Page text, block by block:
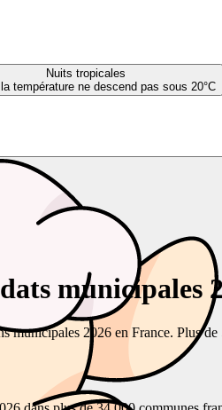
Nuits tropicales
température ne descend pas sous 20°C
municipales
municipales 2026 en France. Plus